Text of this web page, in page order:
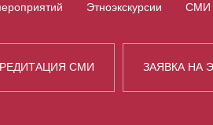
Этноэкскурсии СМИ
СМИ ЗАЯВКА НА